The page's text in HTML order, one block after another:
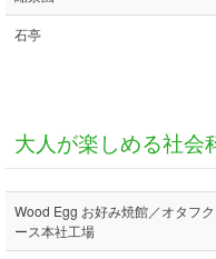
石亭
大人が楽しめる社会
Wood Egg お好み焼館／オタフ
ース本社工場